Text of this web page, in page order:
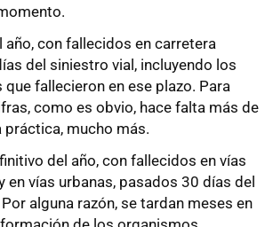
año, con fallecidos en carretera
del siniestro vial, incluyendo los
que fallecieron en ese plazo. Para
como es obvio, hace falta más de
práctica, mucho más.
del año, con fallecidos en vías
en vías urbanas, pasados 30 días del
alguna razón, se tardan meses en